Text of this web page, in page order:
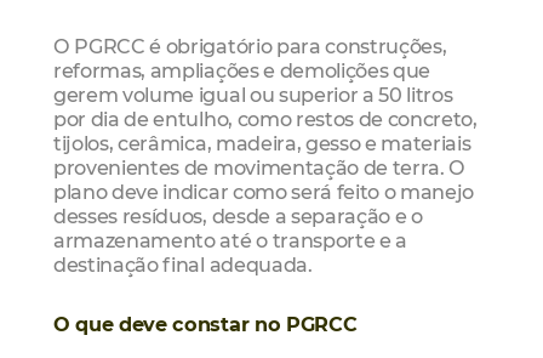
O PGRCC é obrigatório para construções,
reformas, ampliações e demolições que
gerem volume igual ou superior a 50 litros
por dia de entulho, como restos de concreto,
tijolos, cerâmica, madeira, gesso e materiais
provenientes de movimentação de terra. O
plano deve indicar como será feito o manejo
desses resíduos, desde a separação e o
armazenamento até o transporte e a
destinação final adequada.
O que deve constar no PGRCC